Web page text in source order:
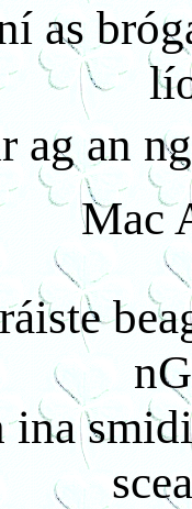
as
an
Mac
ina